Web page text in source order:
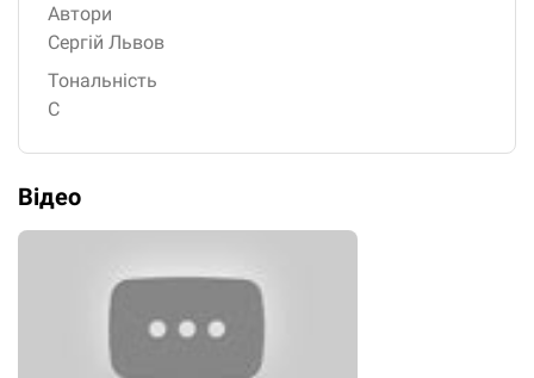
Автори
Сергій Львов
Тональність
C
Відео